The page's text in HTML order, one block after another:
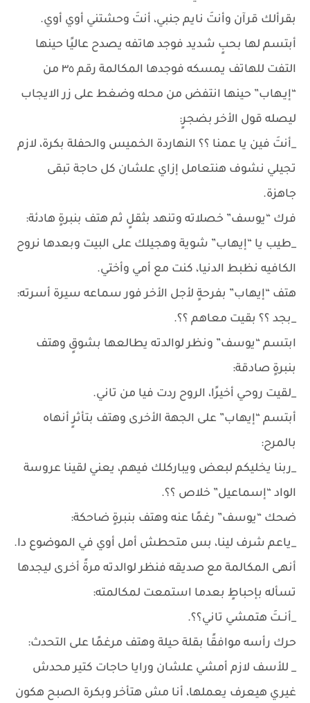
بقرألك قرآن وأنتَ نايم جنبي، أنتَ وحشتني أوي أوي.
أبتسم لها بحبٍ شديد فوجد هاتفه يصدح عاليًا حينها
التفت للهاتف يمسكه فوجدها المكالمة رقم ٣٥ من
“إيـهاب” حينها انتفض من محله وضغط على زر الايجاب
ليصله قول الأخر بضجرٍ:
_أنتَ فين يا عمنا ؟؟ النهاردة الخميس والحفلة بكرة، لازم
تجيلي نشوف هنتعامل إزاي علشان كل حاجة تبقى
جاهزة.
فرك “يوسف” خصلاته وتنهد بثقلٍ ثم هتف بنبرةٍ هادئة:
_طيب يا “إيهاب” شوية وهجيلك على البيت وبعدها نروح
الكافيه نظبط الدنيا، كنت مع أمي وأختي.
هتف “إيهاب” بفرحةٍ لأجل الأخر فور سماعه سيرة أسرته:
_بجد ؟؟ بقيت معاهم ؟؟.
ابتسم “يوسف” ونظر لوالدته يطالعها بشوقٍ وهتف
بنبرةٍ صادقة:
_لقيت روحي أخيرًا، الروح ردت فيا من تاني.
أبتسم “إيهاب” على الجهة الأخرى وهتف بتأثرٍ أنهاه
بالمرح:
_ربنا يخليكم لبعض ويباركلك فيهم، يعني لقينا عروسة
الواد “إسماعيل” خلاص ؟؟.
ضحك “يوسف” رغمًا عنه وهتف بنبرةٍ ضاحكة:
_ياعم شرف لينا، بس متحطش أمل أوي في الموضوع دا.
أنهى المكالمة مع صديقه فنظر لوالدته مرةً أخرى ليجدها
تسأله بإحباطٍ بعدما استمعت لمكالمته:
_أنــتَ هتمشي تاني؟؟.
حرك رأسه موافقًا بقلة حيلة وهتف مرغمًا على التحدث:
_ للأسف لازم أمشي علشان ورايا حاجات كتير محدش
غيري هيعرف يعملها، أنا مش هتأخر وبكرة الصبح هكون